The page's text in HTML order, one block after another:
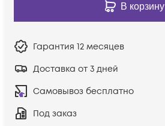
В корзину
Гарантия 12 месяцев
Доставка от 3 дней
Самовывоз бесплатно
Под заказ